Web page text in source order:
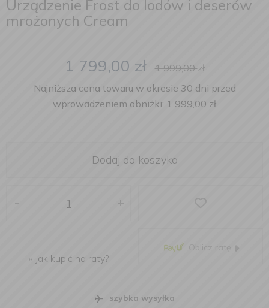
Urządzenie Frost do lodów i deserów
mrożonych Cream
1 799,00 zł 1 999,00zł
Najniższa cena towaru w okresie 30 dni przed
wprowadzeniem obniżki: 1 999,00 zł
Dodaj do koszyka
+
» Jak kupić na raty?
szybka wysyłka